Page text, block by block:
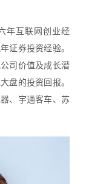
年互联网创业经
证券投资经验。
司价值及成长潜
盘的投资回报。
、宇通客车、苏